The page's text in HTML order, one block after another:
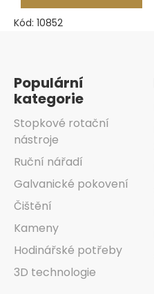
Kód: 10852
Populární
kategorie
Stopkové rotační
nástroje
Ruční nářadí
Galvanické pokovení
Čištění
Kameny
Hodinářské potřeby
3D technologie